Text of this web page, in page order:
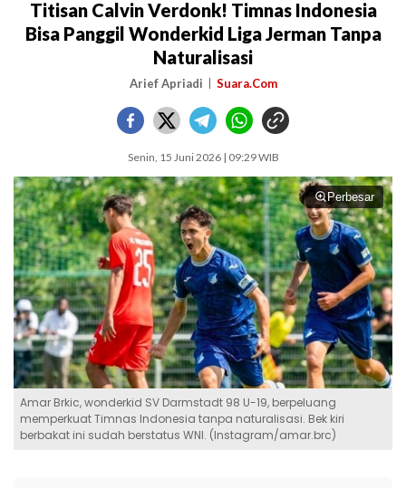
Titisan Calvin Verdonk! Timnas Indonesia
Bisa Panggil Wonderkid Liga Jerman Tanpa
Naturalisasi
Arief Apriadi Suara.Com
Senin, 15 Juni 2026 | 09:29 WIB
Perbesar
Amar Brkic, wonderkid SV Darmstadt 98 U-19, berpeluang
memperkuat Timnas Indonesia tanpa naturalisasi. Bek kiri
berbakat ini sudah berstatus WNI. (Instagram/amar.brc)